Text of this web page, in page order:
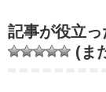
記事が役立っ
(ま